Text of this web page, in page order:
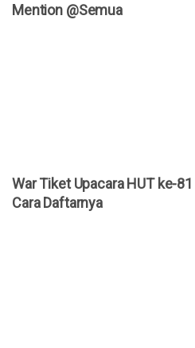
Mention @Semua
War Tiket Upacara HUT ke-
Cara Daftarnya